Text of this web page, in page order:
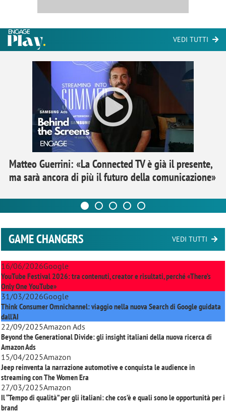
VEDI TUTTI
Matteo Guerrini: «La Connected TV è già il presente,
ma sarà ancora di più il futuro della comunicazione»
GAME CHANGERS VEDI TUTTI
16/06/2026Google
YouTube Festival 2026: tra contenuti, creator e risultati, perché «There’s
Only One YouTube»
31/03/2026Google
Think Consumer Omnichannel: viaggio nella nuova Search di Google guidata
dall'AI
22/09/2025Amazon Ads
Beyond the Generational Divide: gli insight italiani della nuova ricerca di
Amazon Ads
15/04/2025Amazon
Jeep reinventa la narrazione automotive e conquista le audience in
streaming conThe Women Era
27/03/2025Amazon
Il “Tempo di qualità” per gli italiani: che cos’è e quali sono le opportunità per i
brand